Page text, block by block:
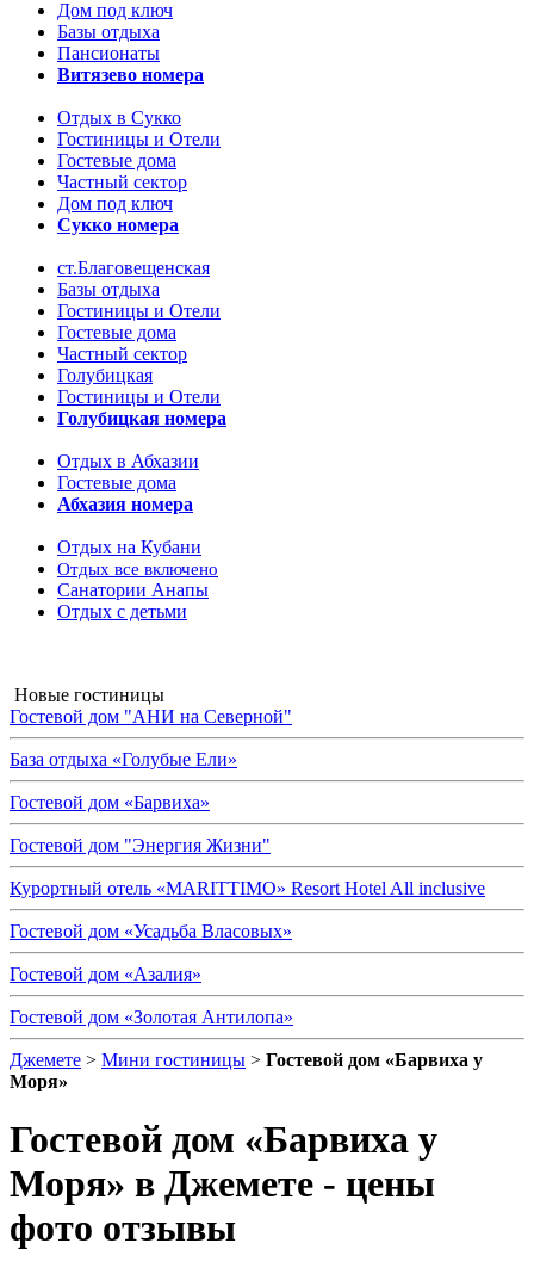
Дом под ключ
Базы отдыха
Пансионаты
Витязево номера
Отдых в Сукко
Гостиницы и Отели
Гостевые дома
Частный сектор
Дом под ключ
Сукко номера
ст.Благовещенская
Базы отдыха
Гостиницы и Отели
Гостевые дома
Частный сектор
Голубицкая
Гостиницы и Отели
Голубицкая номера
Отдых в Абхазии
Гостевые дома
Абхазия номера
Отдых на Кубани
Отдых все включено
Санатории Анапы
Отдых с детьми
Новые гостиницы
Гостевой дом "АНИ на Северной"
База отдыха «Голубые Ели»
Гостевой дом «Барвиха»
Гостевой дом "Энергия Жизни"
Курортный отель «MARITTIMO» Resort Hotel All inclusive
Гостевой дом «Усадьба Власовых»
Гостевой дом «Азалия»
Гостевой дом «Золотая Антилопа»
Джемете > Мини гостиницы > Гостевой дом «Барвиха у
Моря»
Гостевой дом «Барвиха у
Моря» в Джемете - цены
фото отзывы